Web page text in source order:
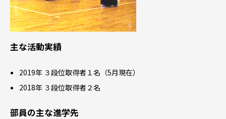
主な活動実績
2019年 ３段位取得者１名（5月現在）
2018年 ３段位取得者２名
部員の主な進学先